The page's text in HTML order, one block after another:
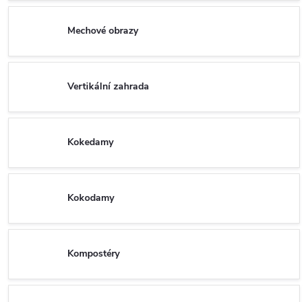
Mechové obrazy
Vertikální zahrada
Kokedamy
Kokodamy
Kompostéry